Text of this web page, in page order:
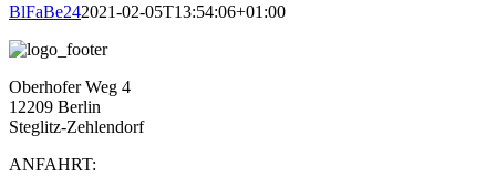
BlFaBe242021-02-05T13:54:06+01:00
Oberhofer Weg 4
12209 Berlin
Steglitz-Zehlendorf
ANFAHRT: